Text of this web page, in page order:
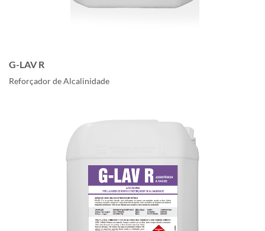
G-LAV R
Reforçador de Alcalinidade